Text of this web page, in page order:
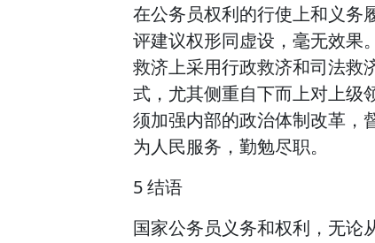
在公务员权利的行使上和义务
评建议权形同虚设，毫无效果
救济上采用行政救济和司法救
式，尤其侧重自下而上对上级
须加强内部的政治体制改革，
为人民服务，勤勉尽职。
5 结语
国家公务员义务和权利，无论